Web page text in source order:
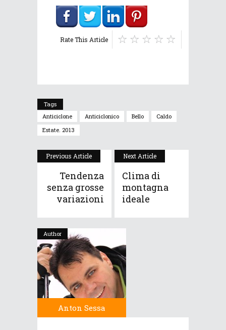
Rate This Article
Tags
Anticiclone
Anticiclonico Bello
Caldo
Estate. 2013
Previous Article
Tendenza
senza grosse
variazioni
Next Article
Clima di
montagna
ideale
Author
Anton Sessa